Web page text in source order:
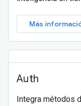
Más
Auth
Integra métodos